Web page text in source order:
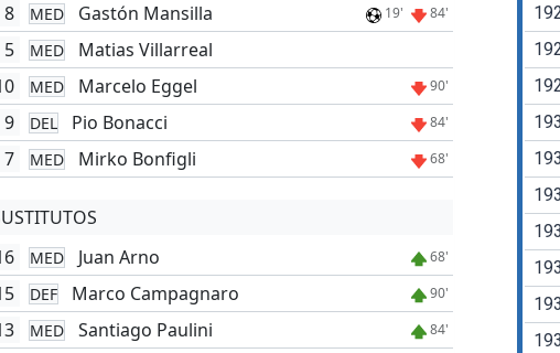
8 MED Gastón Mansilla 19' 84'
5 MED
Matias Villarreal
MED Marcelo Eggel 90'
9 DEL Pio Bonacci 84'
7 MED Mirko Bonfigli 68'
MED Juan Arno 68'
DEF Marco Campagnaro 90'
MED Santiago Paulini 84'